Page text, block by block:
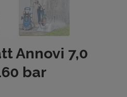
Annovi 7,0
bar